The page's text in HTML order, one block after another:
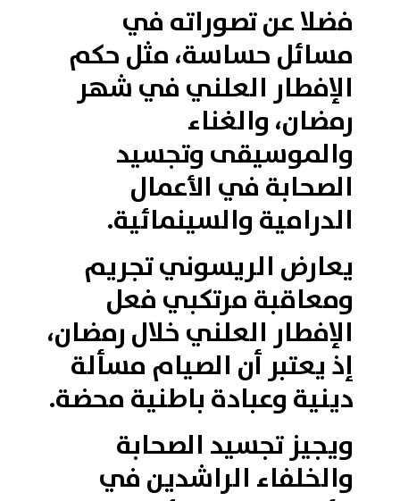
فضلا عن تصوراته في
مسائل حساسة، مثل حكم
الإفطار العلني في شهر
رمضان، والغناء
والموسيقى وتجسيد
الصحابة في الأعمال
الدرامية والسينمائية.
يعارض الريسوني تجريم
ومعاقبة مرتكبي فعل
الإفطار العلني خلال رمضان،
إذ يعتبر أن الصيام مسألة
دينية وعبادة باطنية محضة.
ويجيز تجسيد الصحابة
والخلفاء الراشدين في